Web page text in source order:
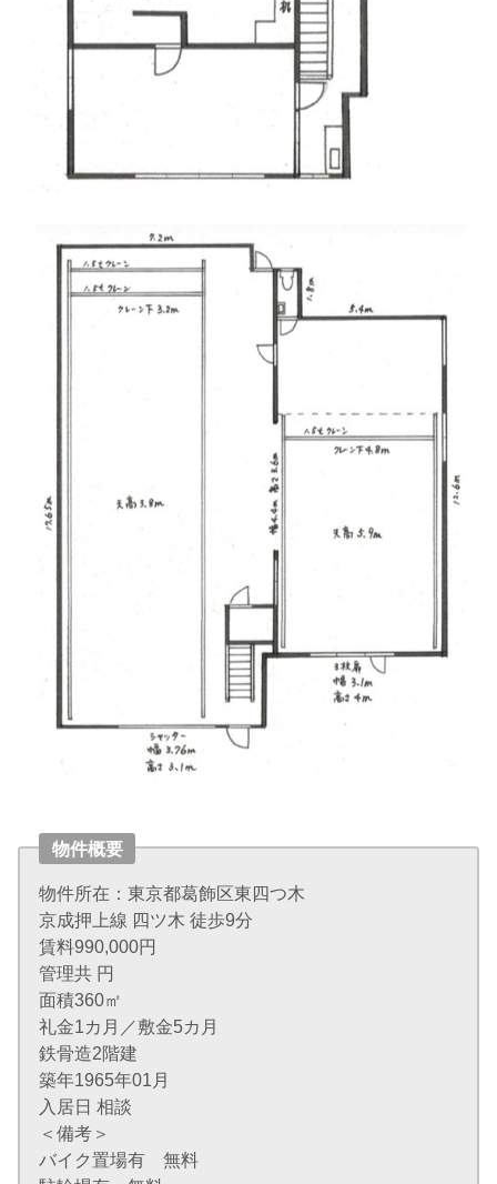
物件概要
物件所在：東京都葛飾区東四つ木
京成押上線 四ツ木 徒歩9分
賃料990,000円
管理共 円
面積360㎡
礼金1カ月／敷金5カ月
鉄骨造2階建
築年1965年01月
入居日 相談
＜備考＞
バイク置場有 無料